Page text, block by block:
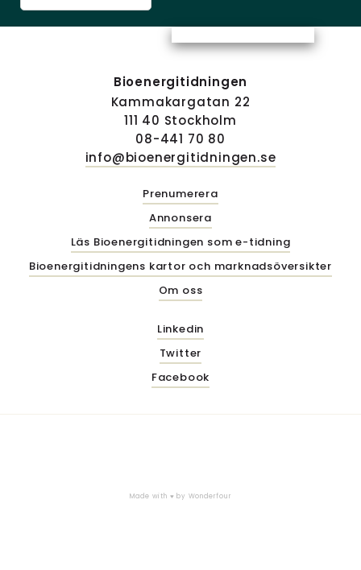
Bioenergitidningen
Kammakargatan 22
111 40 Stockholm
08-441 70 80
info@bioenergitidningen.se
Prenumerera
Annonsera
Läs Bioenergitidningen som e-tidning
Bioenergitidningens kartor och marknadsöversikter
Om oss
Linkedin
Twitter
Facebook
Made with ♥ by Wonderfour